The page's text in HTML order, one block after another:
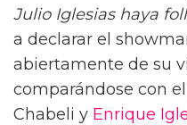
Julio Iglesias haya
a declarar el
abiertamente de su
comparándose con
Chabeli y Enrique